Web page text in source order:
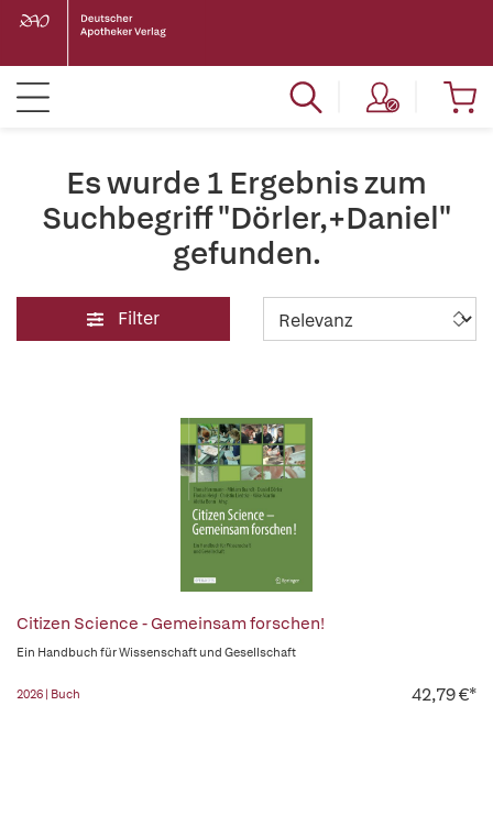
Es wurde 1 Ergebnis zum
Suchbegriff "Dörler,+Daniel"
gefunden.
Filter
Citizen Science - Gemeinsam forschen!
Ein Handbuch für Wissenschaft und Gesellschaft
2026 | Buch 42,79 €*